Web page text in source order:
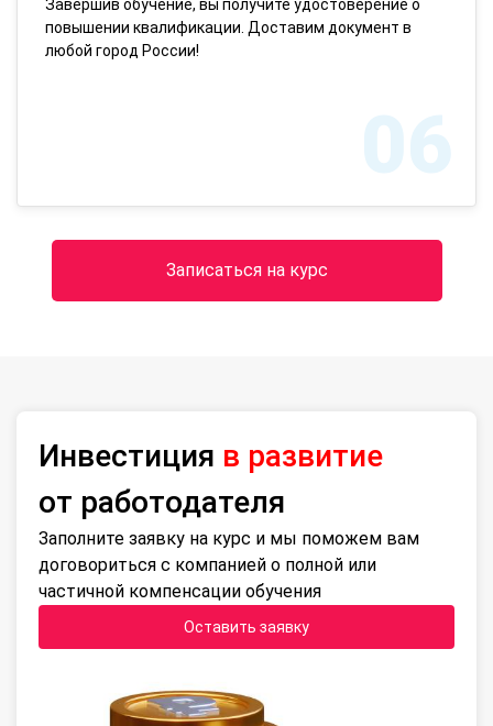
Завершив обучение, вы получите удостоверение о
повышении квалификации. Доставим документ в
любой город России!
06
Записаться на курс
Инвестиция в развитие
от работодателя
Заполните заявку на курс и мы поможем вам
договориться с компанией о полной или
частичной компенсации обучения
Оставить заявку